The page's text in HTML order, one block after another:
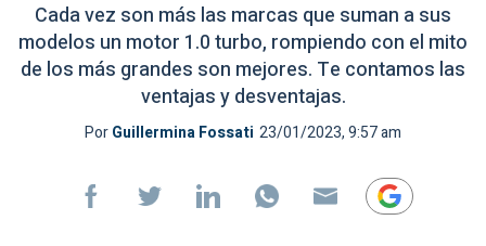
Cada vez son más las marcas que suman a sus
modelos un motor 1.0 turbo, rompiendo con el mito
de los más grandes son mejores. Te contamos las
ventajas y desventajas.
PorGuillermina Fossati 23/01/2023, 9:57 am